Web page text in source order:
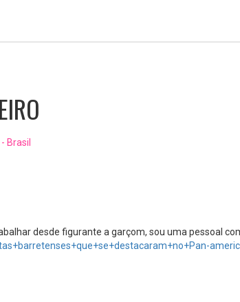
Brasil
desde figurante a garçom, sou uma pessoal